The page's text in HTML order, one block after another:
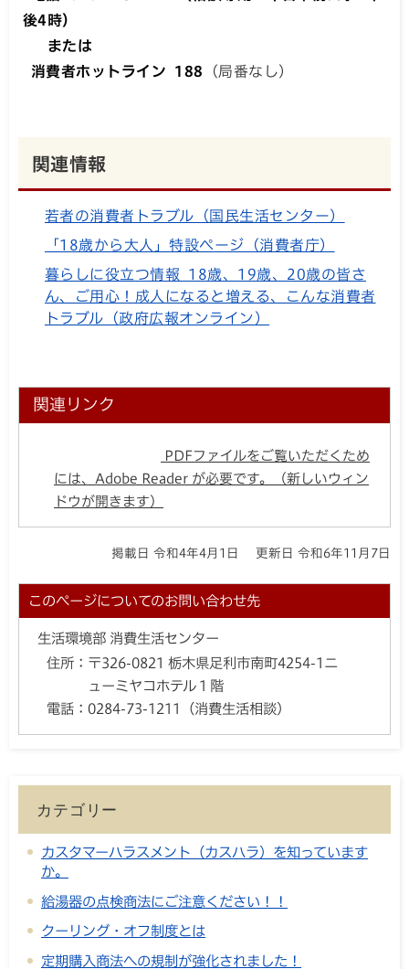
後4時）
または
消費者ホットライン
188 （局番なし）
関連情報
若者の消費者トラブル（国民生活センター）
「18歳から大人」特設ページ（消費者庁）
暮らしに役立つ情報 18歳、19歳、20歳の皆さ
ん、ご用心！成人になると増える、こんな消費者
トラブル（政府広報オンライン）
関連リンク
PDFファイルをご覧いただくため
には、Adobe Reader が必要です。（新しいウィン
ドウが開きます）
掲載日 令和4年4月1日 更新日 令和6年11月7日
このページについてのお問い合わせ先
生活環境部 消費生活センター
住所： 〒326-0821 栃木県足利市南町4254-1ニ
ューミヤコホテル１階
電話： 0284-73-1211（消費生活相談）
カテゴリー
カスタマーハラスメント（カスハラ）を知っています
か。
給湯器の点検商法にご注意ください！！
クーリング・オフ制度とは
定期購入商法への規制が強化されました！